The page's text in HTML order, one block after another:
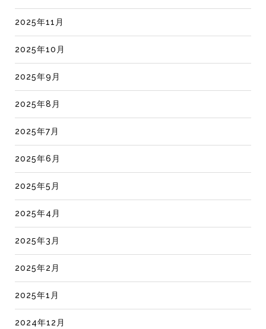
2025年11月
2025年10月
2025年9月
2025年8月
2025年7月
2025年6月
2025年5月
2025年4月
2025年3月
2025年2月
2025年1月
2024年12月